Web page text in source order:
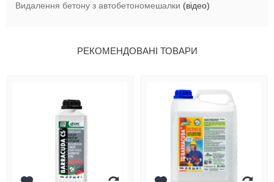
Видалення бетону з автобетономешалки (відео)
РЕКОМЕНДОВАНІ ТОВАРИ